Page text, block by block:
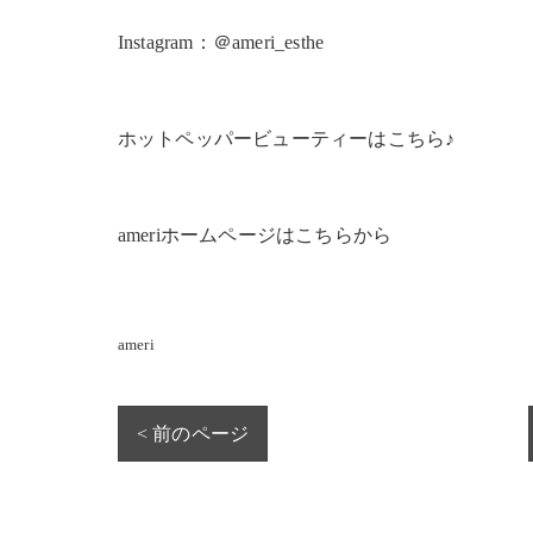
Instagram：＠ameri_esthe
ホットペッパービューティーはこちら♪
ameriホームページはこちらから
ameri
< 前のページ